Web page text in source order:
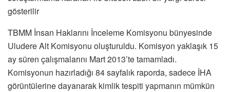
gösterilir
TBMM İnsan Haklarını İnceleme Komisyonu bünyesinde
Uludere Alt Komisyonu oluşturuldu. Komisyon yaklaşık 15
ay süren çalışmalarını Mart 2013’te tamamladı.
Komisyonun hazırladığı 84 sayfalık raporda, sadece İHA
görüntülerine dayanarak kimlik tespiti yapmanın mümkün